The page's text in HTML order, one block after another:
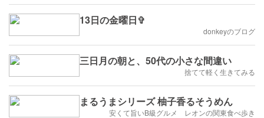
13日の金曜日✞
donkeyのブログ
三日月の朝と、50代の小さな間違い
捨てて軽く生きてみる
まるうまシリーズ 柚子香るそうめん
安くて旨いB級グルメ レオンの関東食べ歩き